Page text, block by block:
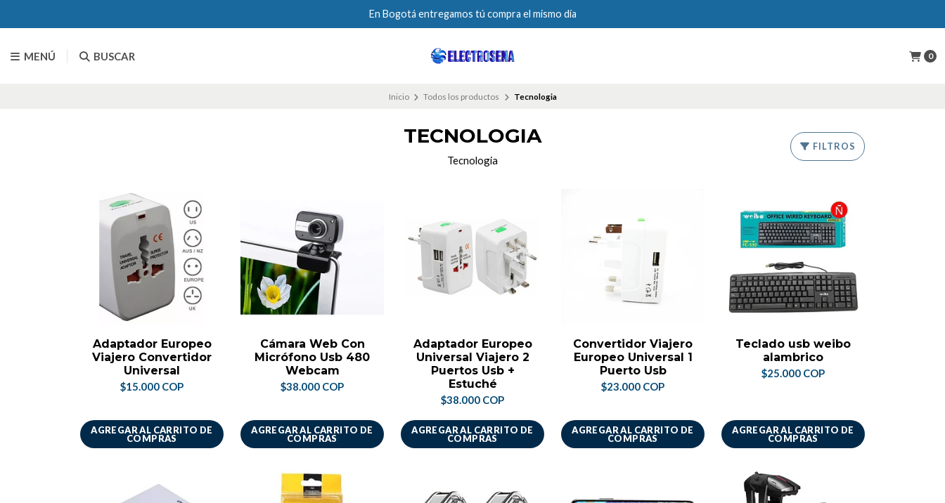
MENÚ BUSCAR 0
En Bogotá entregamos tú compra el mismo día
Inicio Todos los productos Tecnologia
TECNOLOGIA
Tecnologia
FILTROS
Adaptador Europeo
Viajero Convertidor
Universal
$15.000 COP
AGREGAR AL CARRITO DE
COMPRAS
Cámara Web Con
Micrófono Usb 480
Webcam
$38.000 COP
AGREGAR AL CARRITO DE
COMPRAS
Adaptador Europeo
Universal Viajero 2
Puertos Usb +
Estuché
$38.000 COP
AGREGAR AL CARRITO DE
COMPRAS
Convertidor Viajero
Europeo Universal 1
Puerto Usb
$23.000 COP
AGREGAR AL CARRITO DE
COMPRAS
Teclado usb weibo
alambrico
$25.000 COP
AGREGAR AL CARRITO DE
COMPRAS